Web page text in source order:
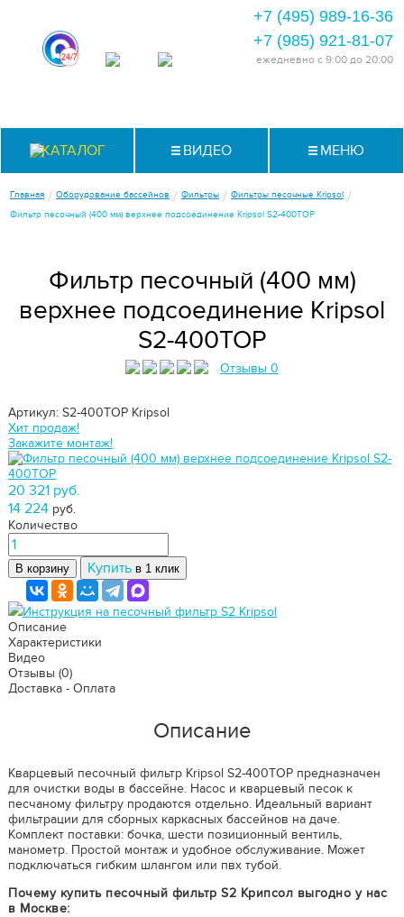
+7 (495) 989-16-36
+7 (985) 921-81-07
ежедневно с 9:00 до 20:00
КАТАЛОГ ВИДЕО МЕНЮ
Главная / Оборудование бассейнов / Фильтры / Фильтры песочные Kripsol /
Фильтр песочный (400 мм) верхнее подсоединение Kripsol S2-400TOP
Фильтр песочный (400 мм)
верхнее подсоединение Kripsol
S2-400TOP
Отзывы 0
Артикул: S2-400TOP Kripsol
Хит продаж!
Закажите монтаж!
20 321 руб.
14 224 руб.
Количество
В корзину Купить в 1 клик
Инструкция на песочный фильтр S2 Kripsol
Описание
Характеристики
Видео
Отзывы (0)
Доставка - Оплата
Описание
Кварцевый песочный фильтр Kripsol S2-400TOP предназначен
для очистки воды в бассейне. Насос и кварцевый песок к
песчаному фильтру продаются отдельно. Идеальный вариант
фильтрации для сборных каркасных бассейнов на даче.
Комплект поставки: бочка, шести позиционный вентиль,
манометр. Простой монтаж и удобное обслуживание. Может
подключаться гибким шлангом или пвх тубой.
Почему купить песочный фильтр S2 Крипсол выгодно у нас
в Москве: